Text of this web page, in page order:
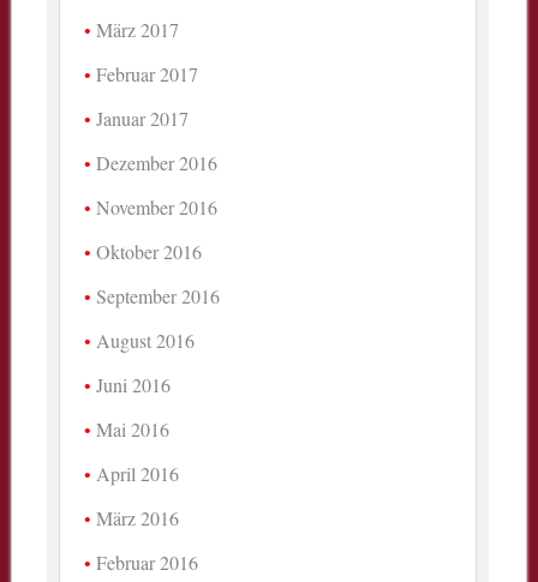
März 2017
Februar 2017
Januar 2017
Dezember 2016
November 2016
Oktober 2016
September 2016
August 2016
Juni 2016
Mai 2016
April 2016
März 2016
Februar 2016